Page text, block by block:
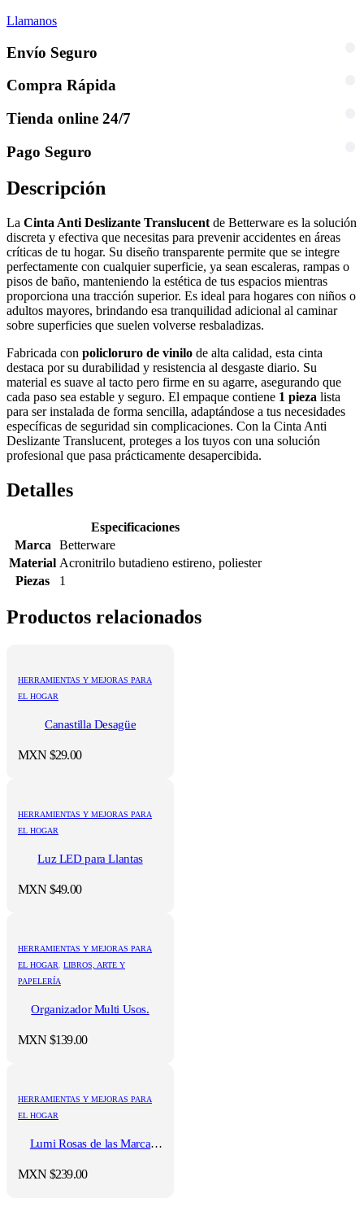
Llamanos
Envío Seguro
Compra Rápida
Tienda online 24/7
Pago Seguro
Descripción
La Cinta Anti Deslizante Translucent de Betterware es la solución
discreta y efectiva que necesitas para prevenir accidentes en áreas
críticas de tu hogar. Su diseño transparente permite que se integre
perfectamente con cualquier superficie, ya sean escaleras, rampas o
pisos de baño, manteniendo la estética de tus espacios mientras
proporciona una tracción superior. Es ideal para hogares con niños o
adultos mayores, brindando esa tranquilidad adicional al caminar
sobre superficies que suelen volverse resbaladizas.
Fabricada con policloruro de vinilo de alta calidad, esta cinta
destaca por su durabilidad y resistencia al desgaste diario. Su
material es suave al tacto pero firme en su agarre, asegurando que
cada paso sea estable y seguro. El empaque contiene 1 pieza lista
para ser instalada de forma sencilla, adaptándose a tus necesidades
específicas de seguridad sin complicaciones. Con la Cinta Anti
Deslizante Translucent, proteges a los tuyos con una solución
profesional que pasa prácticamente desapercibida.
Detalles
Especificaciones
Marca
Betterware
Material Acronitrilo butadieno estireno, poliester
Piezas
1
Productos relacionados
HERRAMIENTAS Y MEJORAS PARA
EL HOGAR
Canastilla Desagüe
MXN $29.00
HERRAMIENTAS Y MEJORAS PARA
EL HOGAR
Luz LED para Llantas
MXN $49.00
HERRAMIENTAS Y MEJORAS PARA
EL HOGAR, LIBROS, ARTE Y
PAPELERÍA
Organizador Multi Usos.
MXN $139.00
HERRAMIENTAS Y MEJORAS PARA
EL HOGAR
Lumi Rosas de las Marca
MXN $239.00